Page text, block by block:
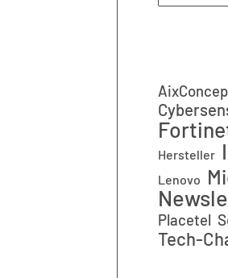
Hersteller
Lenovo
Placetel
Tech-